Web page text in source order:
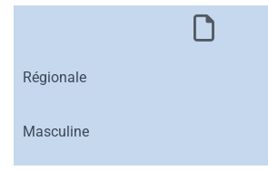
Régionale
Masculine